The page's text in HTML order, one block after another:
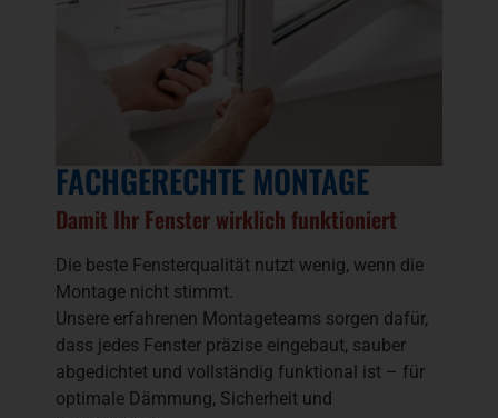
FACHGERECHTE MONTAGE
Damit Ihr Fenster wirklich funktioniert
Die beste Fensterqualität nutzt wenig, wenn die
Montage nicht stimmt.
Unsere erfahrenen Montageteams sorgen dafür,
dass jedes Fenster präzise eingebaut, sauber
abgedichtet und vollständig funktional ist – für
optimale Dämmung, Sicherheit und